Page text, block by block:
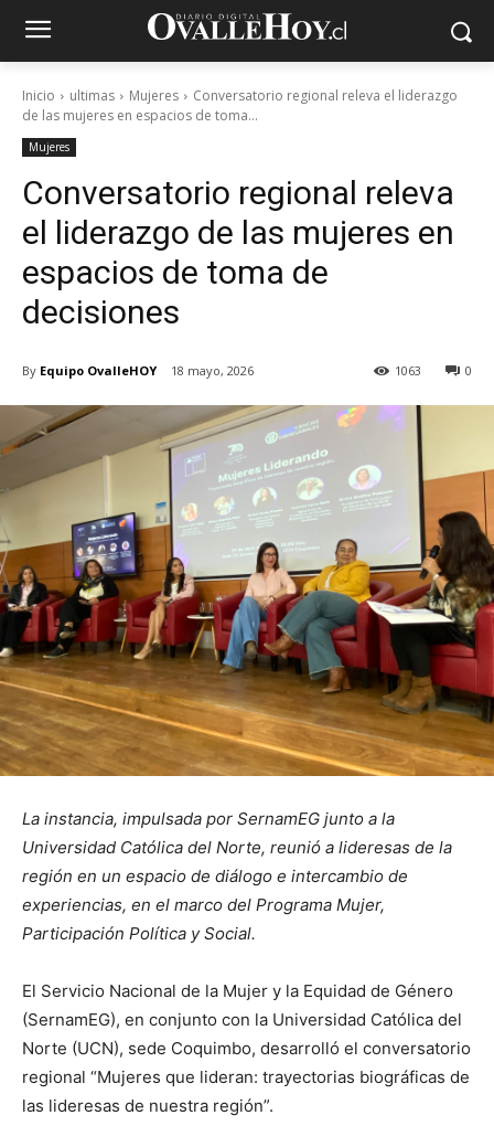
Inicio ultimas Mujeres
Conversatorio regional releva el liderazgo
de las mujeres en espacios de toma...
Mujeres
Conversatorio regional releva
el liderazgo de las mujeres en
espacios de toma de
decisiones
By Equipo OvalleHOY 18 mayo, 2026 0
1063
La instancia, impulsada por SernamEG junto a la
Universidad Católica del Norte, reunió a lideresas de la
región en un espacio de diálogo e intercambio de
experiencias, en el marco del Programa Mujer,
Participación Política y Social.
El Servicio Nacional de la Mujer y la Equidad de Género
(SernamEG), en conjunto con la Universidad Católica del
Norte (UCN), sede Coquimbo, desarrolló el conversatorio
regional “Mujeres que lideran: trayectorias biográficas de
las lideresas de nuestra región”.